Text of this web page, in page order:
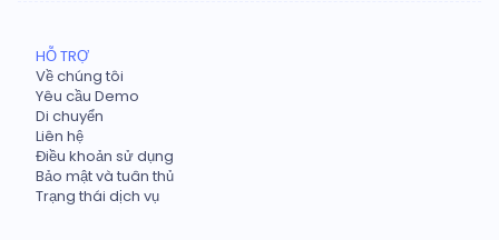
HỖ TRỢ
Về chúng tôi
Yêu cầu Demo
Di chuyển
Liên hệ
Điều khoản sử dụng
Bảo mật và tuân thủ
Trạng thái dịch vụ